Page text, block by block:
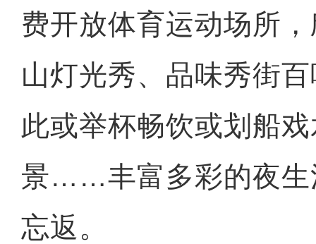
费开放体育运动场所
山灯光秀、品味秀街
此或举杯畅饮或划船
景……丰富多彩的夜生
忘返。